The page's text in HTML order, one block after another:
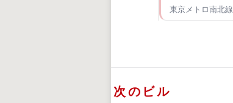
東京メトロ南北線
次のビル